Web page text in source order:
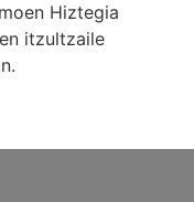
Hiztegia
itzultzaile